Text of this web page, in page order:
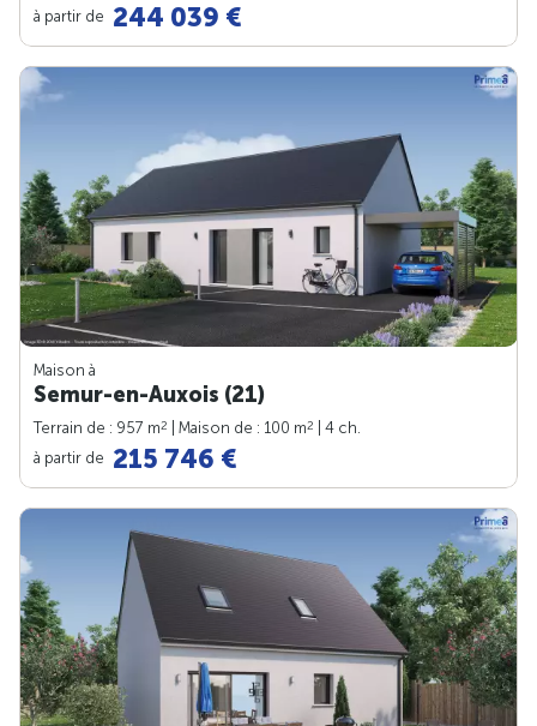
à partir de 244 039 €
Maison à
Semur-en-Auxois (21)
Terrain de : 957 m2 | Maison de : 100 m2
| 4 ch.
à partir de 215 746 €